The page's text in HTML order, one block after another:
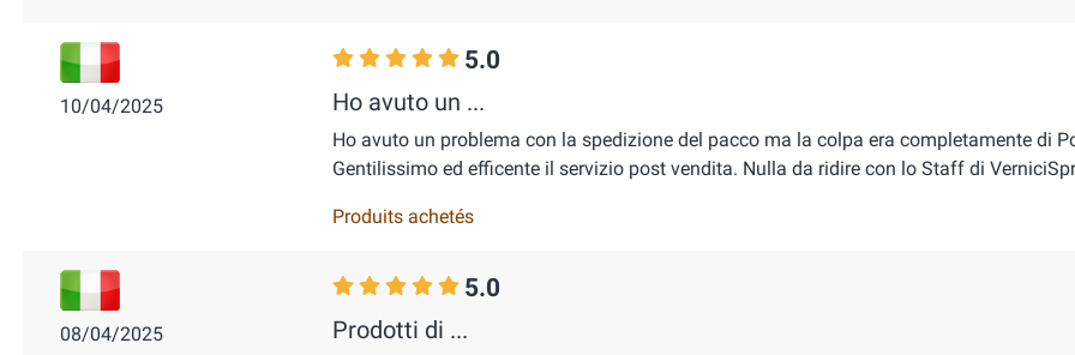
10/04/2025
5.0
Ho avuto un ...
Ho avuto un problema con la spedizione del pacco ma la colpa era completamente di
Gentilissimo ed efficente il servizio post vendita. Nulla da ridire con lo Staff di
Produits achetés
08/04/2025
5.0
Prodotti di ...